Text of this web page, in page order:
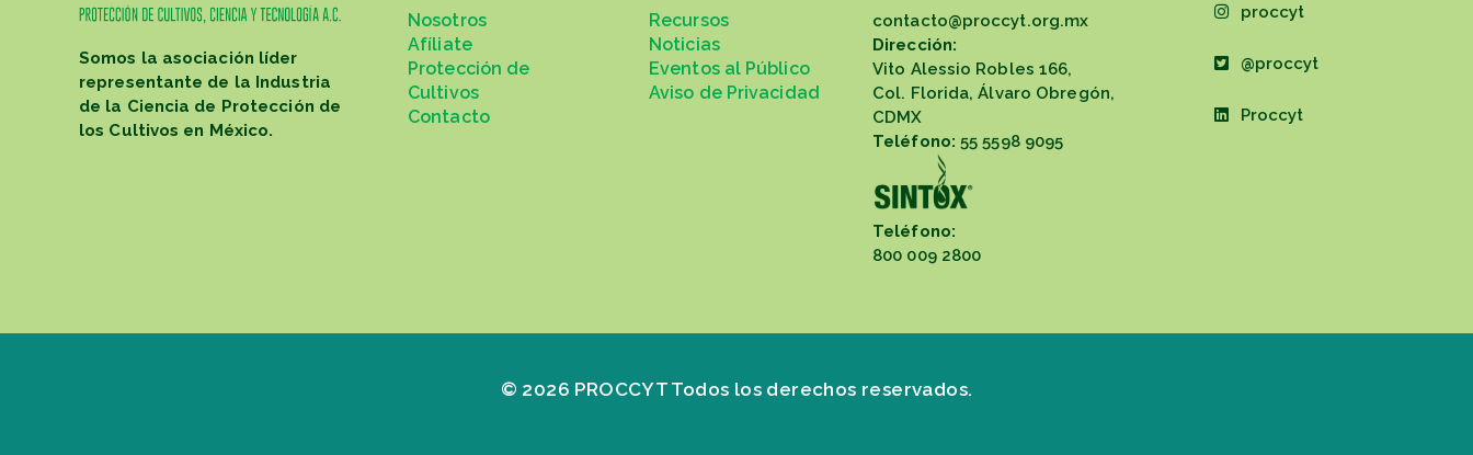
Somos la asociación líder
representante de la Industria
de la Ciencia de Protección de
los Cultivos en México.
Nosotros
Afíliate
Protección de
Cultivos
Contacto
Recursos
Noticias
Eventos al Público
Aviso de Privacidad
contacto@proccyt.org.mx
Dirección:
Vito Alessio Robles 166,
Col. Florida, Álvaro Obregón,
CDMX
Teléfono: 55 5598 9095
Teléfono:
800 009 2800
proccyt
@proccyt
Proccyt
© 2026 PROCCYT Todos los derechos reservados.